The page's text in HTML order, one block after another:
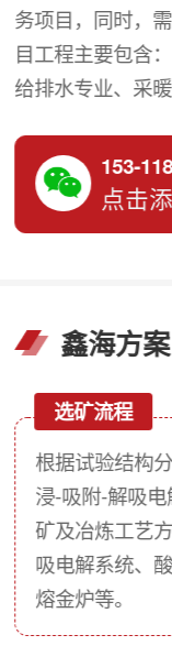
务项目，同时，
目工程主要包含
给排水专业、采
153-
点击
鑫海方案
选矿流程
根据试验结构
浸-吸附-解吸
矿及冶炼工艺
吸电解系统、
熔金炉等。